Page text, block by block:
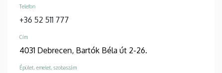
Telefon
+36 52 511 777
Cím
4031 Debrecen, Bartók Béla út 2-26.
Épület, emelet, szobaszám